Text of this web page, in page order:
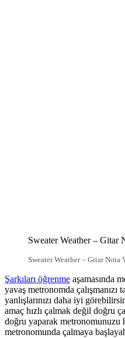
Sweater Weather – Gitar
Sweater Weather – Gitar Nota
Şarkıları öğrenme aşamasında
yavaş metronomda çalışmanızı
yanlışlarınızı daha iyi
amaç hızlı çalmak değil doğru
doğru yaparak metronomunuzu
metronomunda çalmaya